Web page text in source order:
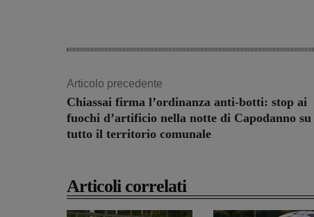
Articolo precedente
Chiassai firma l’ordinanza anti-botti: stop ai
fuochi d’artificio nella notte di Capodanno su
tutto il territorio comunale
Articoli correlati